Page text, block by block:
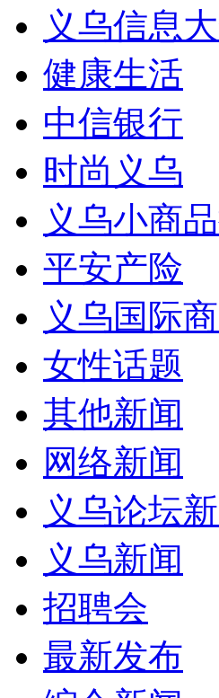
义乌信息
健康生活
中信银行
时尚义乌
义乌小商
平安产险
义乌国际
女性话题
其他新闻
网络新闻
义乌论坛
义乌新闻
招聘会
最新发布